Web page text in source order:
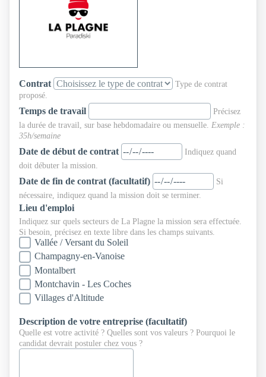
Contrat
Type de contrat
proposé.
Temps de travail
Précisez
la durée de travail, sur base hebdomadaire ou mensuelle. Exemple :
35h/semaine
Date de début de contrat
Indiquez quand
doit débuter la mission.
Date de fin de contrat (facultatif)
Si
nécessaire, indiquez quand la mission doit se terminer.
Lieu d'emploi
Indiquez sur quels secteurs de La Plagne la mission sera effectuée.
Si besoin, précisez en texte libre dans les champs suivants.
Vallée / Versant du Soleil
Champagny-en-Vanoise
Montalbert
Montchavin - Les Coches
Villages d'Altitude
Description de votre entreprise (facultatif)
Quelle est votre activité ? Quelles sont vos valeurs ? Pourquoi le
candidat devrait postuler chez vous ?